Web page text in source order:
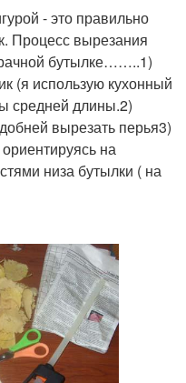
- это правильно
Процесс вырезания
бутылке……..1)
(я использую кухонный
средней длины.2)
вырезать перья3)
на
низа бутылки ( на